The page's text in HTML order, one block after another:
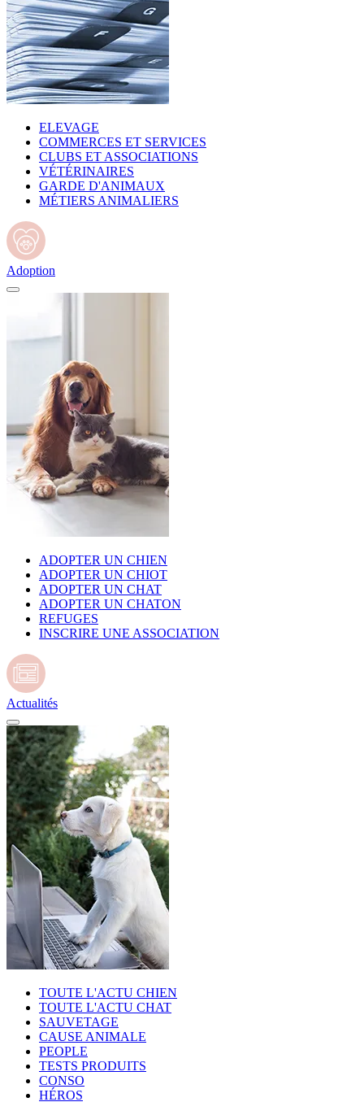
ELEVAGE
COMMERCES ET SERVICES
CLUBS ET ASSOCIATIONS
VÉTÉRINAIRES
GARDE D'ANIMAUX
MÉTIERS ANIMALIERS
Adoption
ADOPTER UN CHIEN
ADOPTER UN CHIOT
ADOPTER UN CHAT
ADOPTER UN CHATON
REFUGES
INSCRIRE UNE ASSOCIATION
Actualités
TOUTE L'ACTU CHIEN
TOUTE L'ACTU CHAT
SAUVETAGE
CAUSE ANIMALE
PEOPLE
TESTS PRODUITS
CONSO
HÉROS